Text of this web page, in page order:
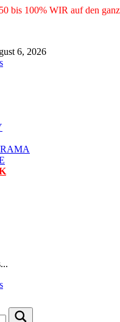
bis 100% WIR auf den
6, 2026